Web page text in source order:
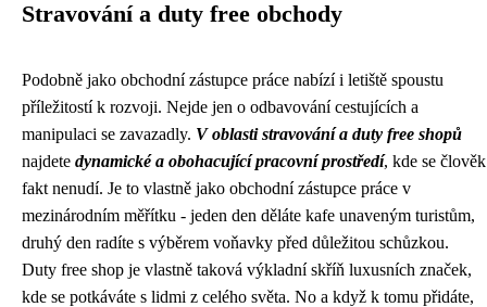
Stravování a duty free obchody
Podobně jako obchodní zástupce práce nabízí i letiště spoustu
příležitostí k rozvoji. Nejde jen o odbavování cestujících a
manipulaci se zavazadly. V oblasti stravování a duty free shopů
najdete dynamické a obohacující pracovní prostředí, kde se člověk
fakt nenudí. Je to vlastně jako obchodní zástupce práce v
mezinárodním měřítku - jeden den děláte kafe unaveným turistům,
druhý den radíte s výběrem voňavky před důležitou schůzkou.
Duty free shop je vlastně taková výkladní skříň luxusních značek,
kde se potkáváte s lidmi z celého světa. No a když k tomu přidáte,